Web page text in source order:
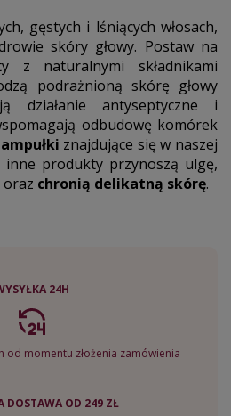
gęstych i lśniących włosach,
skóry głowy. Postaw na
z naturalnymi składnikami
podrażnioną skórę głowy
działanie antyseptyczne i
odbudowę komórek
znajdujące się w naszej
produkty przynoszą ulgę,
oraz chronią delikatną skórę.
24H
od momentu złożenia zamówienia
DOSTAWA OD 249 ZŁ